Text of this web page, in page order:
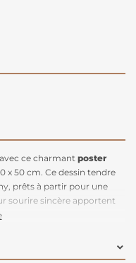
ce charmant poster
x 50 cm. Ce dessin tendre
prêts à partir pour une
sourire sincère apportent
Parfait pour les
en différentes tailles, il
sur le thème des animaux